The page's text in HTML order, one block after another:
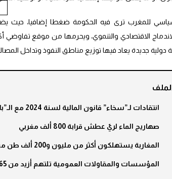
للمغرب ترى فيه الحكومة ضغطا إضافيا، حيث
الاقتصادي والتنموي، ويحرمها من موقع تفاوضي
دولية جديدة يعاد فيها توزيع مناطق النفوذ وتداخل
انتقادات لـ”سخاء” قانون المالية لسنة 2024 مع الـ”باطرونا”
صهاريج الماء لريّ عطش قرابة 800 ألف مغربي
المغاربة يستهلكون أكثر من مليون و200 ألف طن من السكر
المؤسسات والمقاولات العمومية تلتهم أزيد من 65 مليار درهم من ميزانية الدولة